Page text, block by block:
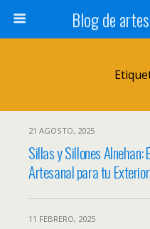
Blog de
21 AGOSTO, 2025
Sillas y Sillones Alnehan:
Artesanal para tu Exterior
11 FEBRERO, 2025